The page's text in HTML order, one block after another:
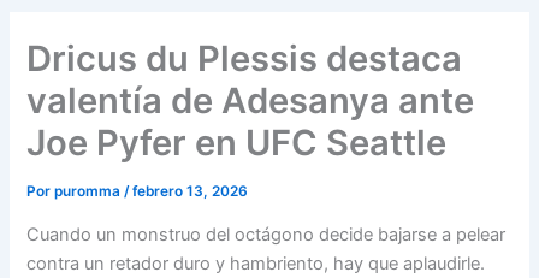
Dricus du Plessis destaca
valentía de Adesanya ante
Joe Pyfer en UFC Seattle
Porpuromma/febrero 13, 2026
Cuando un monstruo del octágono decide bajarse a pelear
contra un retador duro y hambriento, hay que aplaudirle.